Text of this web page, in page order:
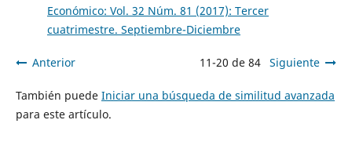
Económico: Vol. 32 Núm. 81 (2017): Tercer
cuatrimestre. Septiembre-Diciembre
Anterior 11-20 de 84 Siguiente
También puede Iniciar una búsqueda de similitud avanzada
para este artículo.